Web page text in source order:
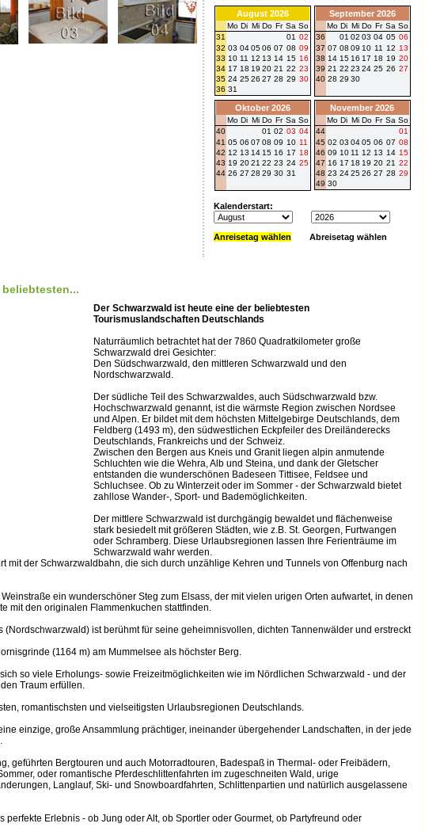
August 2026
Mo Di Mi Do Fr Sa So
31
01 02
32 03 04 05 06 07 08 09
33 10 11 12 13 14 15 16
34 17 18 19 20 21 22 23
35 24 25 26 27 28 29 30
36 31
September 2026
Mo Di Mi Do Fr Sa So
36
01 02 03 04 05 06
37 07 08 09 10 11 12 13
38 14 15 16 17 18 19 20
39 21 22 23 24 25 26 27
40 28 29 30
Oktober 2026
Mo Di Mi Do Fr Sa So
40
01 02 03 04
41 05 06 07 08 09 10 11
42 12 13 14 15 16 17 18
43 19 20 21 22 23 24 25
44 26 27 28 29 30 31
November 2026
Mo Di Mi Do Fr Sa So
44
01
45 02 03 04 05 06 07 08
46 09 10 11 12 13 14 15
47 16 17 18 19 20 21 22
48 23 24 25 26 27 28 29
49 30
Kalenderstart:
Anreisetag wählen Abreisetag wählen
beliebtesten...
Der Schwarzwald ist heute eine der beliebtesten
Tourismuslandschaften Deutschlands
Naturräumlich betrachtet hat der 7860 Quadratkilometer große
Schwarzwald drei Gesichter:
Den Südschwarzwald, den mittleren Schwarzwald und den
Nordschwarzwald.
Der südliche Teil des Schwarzwaldes, auch Südschwarzwald bzw.
Hochschwarzwald genannt, ist die wärmste Region zwischen Nordsee
und Alpen. Er bildet mit dem höchsten Mittelgebirge Deutschlands, dem
Feldberg (1493 m), den südwestlichen Eckpfeiler des Dreiländerecks
Deutschlands, Frankreichs und der Schweiz.
Zwischen den Bergen aus Kneis und Granit liegen alpin anmutende
Schluchten wie die Wehra, Alb und Steina, und dank der Gletscher
entstanden die wunderschönen Badeseen Tittisee, Feldsee und
Schluchsee. Ob zu Winterzeit oder im Sommer - der Schwarzwald bietet
zahllose Wander-, Sport- und Bademöglichkeiten.
Der mittlere Schwarzwald ist durchgängig bewaldet und flächenweise
stark besiedelt mit größeren Städten, wie z.B. St. Georgen, Furtwangen
oder Schramberg. Diese Urlaubsregionen lassen Ihre Ferienträume im
Schwarzwald wahr werden.
mit der Schwarzwaldbahn, die sich durch unzählige Kehren und Tunnels von Offenburg nach
ein wunderschöner Steg zum Elsass, der mit vielen urigen Orten aufwartet, in denen
mit den originalen Flammenkuchen stattfinden.
(Nordschwarzwald) ist berühmt für seine geheimnisvollen, dichten Tannenwälder und erstreckt
(1164 m) am Mummelsee als höchster Berg.
so viele Erholungs- sowie Freizeitmöglichkeiten wie im Nördlichen Schwarzwald - und der
Traum erfüllen.
romantischsten und vielseitigsten Urlaubsregionen Deutschlands.
einzige, große Ansammlung prächtiger, ineinander übergehender Landschaften, in der jede
geführten Bergtouren und auch Motorradtouren, Badespaß in Thermal- oder Freibädern,
oder romantische Pferdeschlittenfahrten im zugeschneiten Wald, urige
Langlauf, Ski- und Snowboardfahrten, Schlittenpartien und natürlich ausgelassene
perfekte Erlebnis - ob Jung oder Alt, ob Sportler oder Gourmet, ob Partyfreund oder